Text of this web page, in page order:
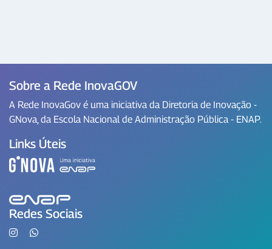
Sobre a Rede InovaGOV
A Rede InovaGov é uma iniciativa da Diretoria de Inovação -
GNova, da Escola Nacional de Administração Pública - ENAP.
Links Úteis
Redes Sociais